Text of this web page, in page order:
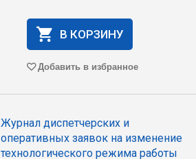
В КОРЗИНУ
Добавить в избранное
Журнал диспетчерских и
оперативных заявок на изменение
технологического режима работы